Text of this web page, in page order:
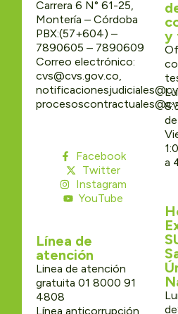
Carrera 6 N° 61-25,
Montería – Córdoba
PBX:(57+604) –
7890605 – 7890609
Correo electrónico:
cvs@cvs.gov.co,
Facebook
Twitter
Instagram
YouTube
Línea de
atención
Linea de atención
gratuita 01 8000 91
4808
Línea anticorrupción
y
a